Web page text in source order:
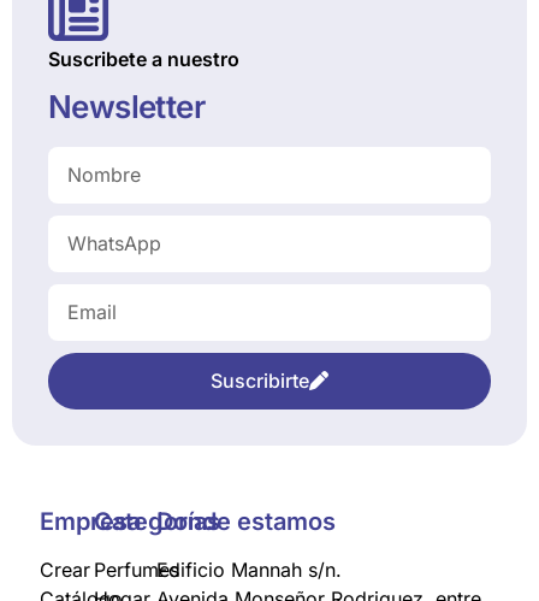
Suscribete a nuestro
Newsletter
Suscribirte
Empresa
Crear
Categorías
Perfumes
Donde estamos
Edificio Mannah s/n.